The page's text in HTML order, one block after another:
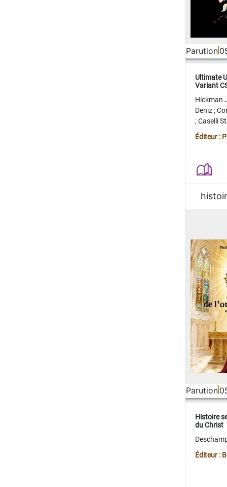
Parution
Ultimate
Variant
Hickman
Deniz;
;Caselli
Juan
Éditeur :
Parution
Histoire
du Christ
Éditeur :